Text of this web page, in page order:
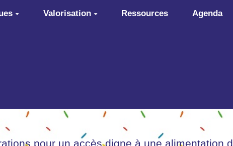
Valorisation Ressources Agenda
pour un accès digne à une alimentation